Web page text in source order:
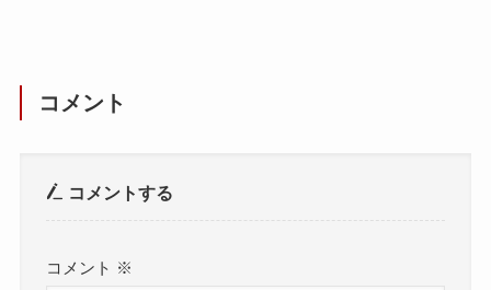
コメント
コメントする
コメント ※